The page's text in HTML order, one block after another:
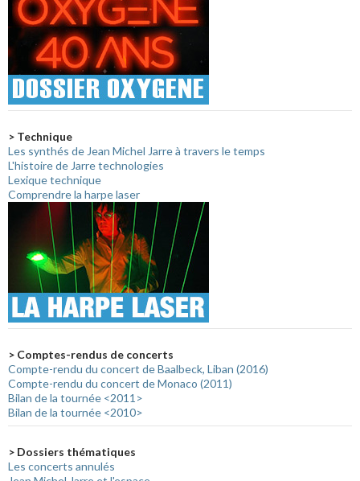
> Technique
Les synthés de Jean Michel Jarre à travers le temps
L'histoire de Jarre technologies
Lexique technique
Comprendre la harpe laser
> Comptes-rendus de concerts
Compte-rendu du concert de Baalbeck, Liban (2016)
Compte-rendu du concert de Monaco (2011)
Bilan de la tournée <2011>
Bilan de la tournée <2010>
> Dossiers thématiques
Les concerts annulés